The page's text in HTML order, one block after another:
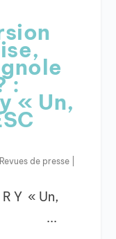
:
« Un,
Revues de presse
Y « Un,
» ...